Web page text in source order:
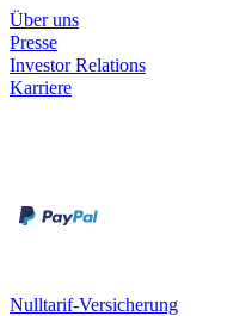
Über uns
Presse
Investor Relations
Karriere
Nulltarif-Versicherung